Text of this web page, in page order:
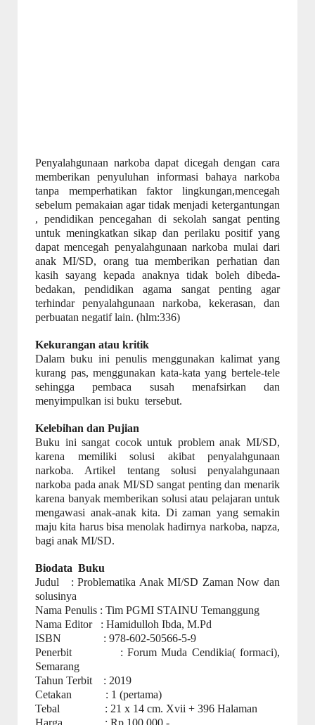
Penyalahgunaan narkoba dapat dicegah dengan cara
memberikan penyuluhan informasi bahaya narkoba
tanpa memperhatikan faktor lingkungan,mencegah
sebelum pemakaian agar tidak menjadi ketergantungan
, pendidikan pencegahan di sekolah sangat penting
untuk meningkatkan sikap dan perilaku positif yang
dapat mencegah penyalahgunaan narkoba mulai dari
anak MI/SD, orang tua memberikan perhatian dan
kasih sayang kepada anaknya tidak boleh dibeda-
bedakan, pendidikan agama sangat penting agar
terhindar penyalahgunaan narkoba, kekerasan, dan
perbuatan negatif lain. (hlm:336)
Kekurangan atau kritik
Dalam buku ini penulis menggunakan kalimat yang
kurang pas, menggunakan kata-kata yang bertele-tele
sehingga pembaca susah menafsirkan dan
menyimpulkan isi buku tersebut.
Kelebihan dan Pujian
Buku ini sangat cocok untuk problem anak MI/SD,
karena memiliki solusi akibat penyalahgunaan
narkoba. Artikel tentang solusi penyalahgunaan
narkoba pada anak MI/SD sangat penting dan menarik
karena banyak memberikan solusi atau pelajaran untuk
mengawasi anak-anak kita. Di zaman yang semakin
maju kita harus bisa menolak hadirnya narkoba, napza,
bagi anak MI/SD.
Biodata Buku
Judul
: Problematika Anak MI/SD Zaman Now dan
solusinya
Nama Penulis : Tim PGMI STAINU Temanggung
Nama Editor
: Hamidulloh Ibda, M.Pd
ISBN
: 978-602-50566-5-9
Penerbit
: Forum Muda Cendikia( formaci),
Semarang
Tahun Terbit
: 2019
Cetakan
: 1 (pertama)
Tebal
: 21 x 14 cm. Xvii + 396 Halaman
Harga
: Rp 100.000,-